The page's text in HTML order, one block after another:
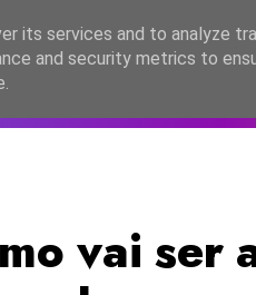
EASC2026 PORTUGAL
vai ser
its services and to analyze
and security metrics to